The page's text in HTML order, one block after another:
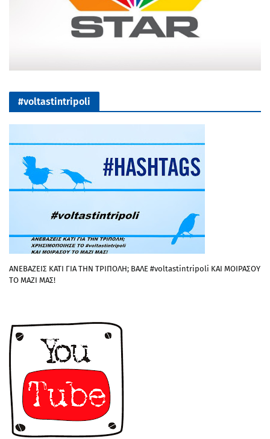
#voltastintripoli
ΑΝΕΒΑΖΕΙΣ ΚΑΤΙ ΓΙΑ ΤΗΝ ΤΡΙΠΟΛΗ; ΒΑΛΕ #voltastintripoli ΚΑΙ ΜΟΙΡΑΣΟΥ
ΤΟ ΜΑΖΙ ΜΑΣ!